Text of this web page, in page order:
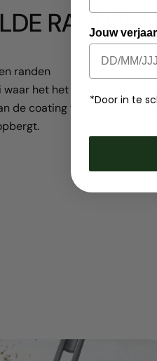
RANDEN
randen
het het meest
de coating te voorkomen
Jouw
*Door in te